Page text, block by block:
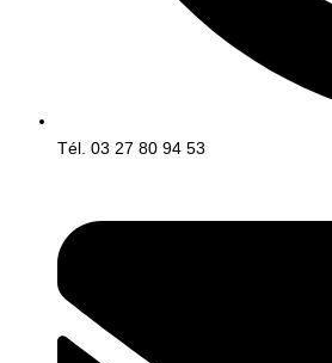
Tél. 03 27 80 94 53